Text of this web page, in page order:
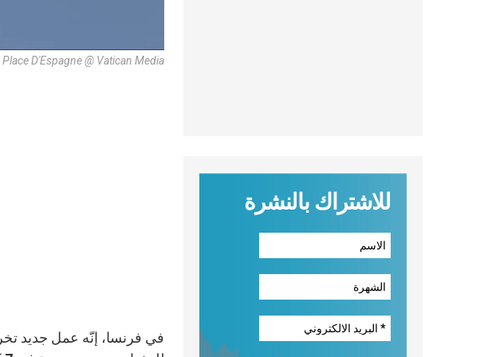
Place D'Espagne @ Vatican Media
للاشتراك بالنشرة